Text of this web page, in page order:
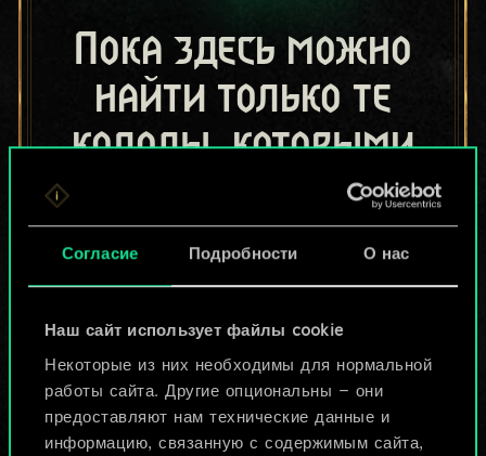
Согласие Подробности О нас
Наш сайт использует файлы cookie
Некоторые из них необходимы для нормальной
работы сайта. Другие опциональны — они
предоставляют нам технические данные и
информацию, связанную с содержимым сайта,
Пока здесь можно
найти только те
колоды, которыми
поделились другие
игроки.
Но их может быть
больше!
Назвать колоду и описать её